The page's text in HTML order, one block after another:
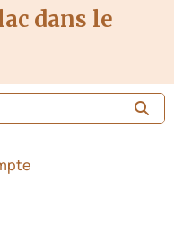
dans le